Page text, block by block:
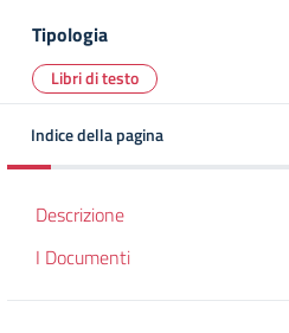
Tipologia
Libri di testo
Indice della pagina
Descrizione
I Documenti